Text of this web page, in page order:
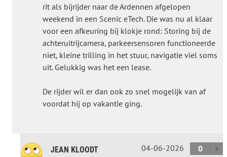
rit als bijrijder naar de Ardennen afgelopen
weekend in een Scenic eTech. Die was nu al klaar
voor een afkeuring bij klokje rond: Storing bij de
achteruitrijcamera, parkeersensoren functioneerde
niet, kleine trilling in het stuur, navigatie viel soms
uit. Gelukkig was het een lease.
De rijder wil er dan ook zo snel mogelijk van af
voordat hij op vakantie ging.
JEAN KLOODT 04-06-2026
0